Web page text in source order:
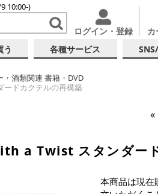
10:00-)
ログイン・登録 カ
う 各種サービス
・酒類関連 書籍・DVD
ードカクテルの再構築
a Twist スタンダー
本商品は現在